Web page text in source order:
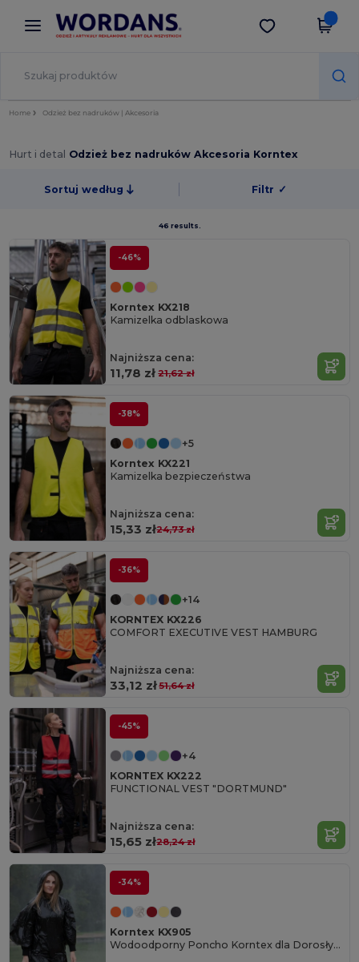
× Aplikacja Wordans
Lepsze ceny w aplikacji!
Pobierz app
Home Odzież bez nadruków | Akcesoria
Hurt i detal Odzież bez nadruków Akcesoria Korntex
Sortuj według Filtr ✓
46 results.
-46%
Korntex KX218
Kamizelka odblaskowa
Najniższa cena:
11,78 zł 21,62 zł
-38%
+5
Korntex KX221
Kamizelka bezpieczeństwa
Najniższa cena:
15,33 zł24,73 zł
-36%
+14
KORNTEX KX226
COMFORT EXECUTIVE VEST HAMBURG
Najniższa cena:
33,12 zł51,64 zł
-45%
+4
KORNTEX KX222
FUNCTIONAL VEST "DORTMUND"
Najniższa cena:
15,65 zł28,24 zł
-34%
Korntex KX905
Wodoodporny Poncho Korntex dla Dorosłych